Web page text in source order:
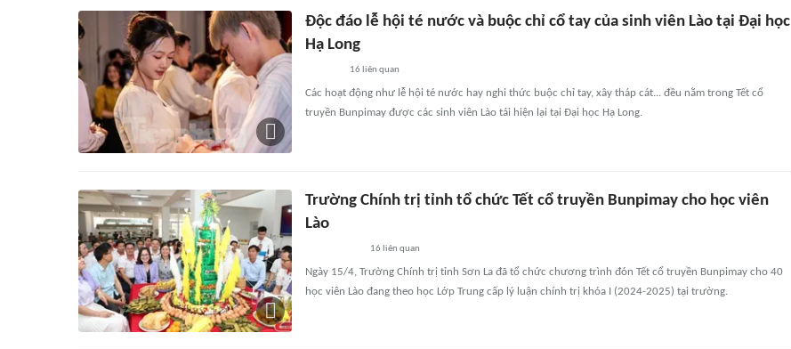
Độc đáo lễ hội té nước và buộc chỉ cổ tay của sinh viên Lào tại Đại học
Hạ Long
16 liên quan
Các hoạt động như lễ hội té nước hay nghi thức buộc chỉ tay, xây tháp cát... đều nằm trong Tết cổ
truyền Bunpimay được các sinh viên Lào tái hiện lại tại Đại học Hạ Long.
Trường Chính trị tỉnh tổ chức Tết cổ truyền Bunpimay cho học viên
Lào
16 liên quan
Ngày 15/4, Trường Chính trị tỉnh Sơn La đã tổ chức chương trình đón Tết cổ truyền Bunpimay cho 40
học viên Lào đang theo học Lớp Trung cấp lý luận chính trị khóa I (2024-2025) tại trường.